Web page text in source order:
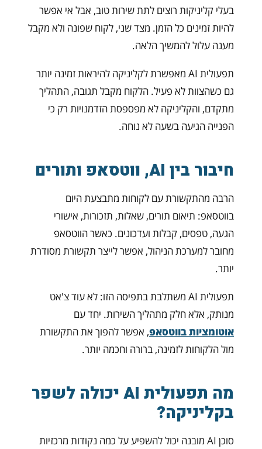
בעלי קליניקות רוצים לתת שירות טוב, אבל אי אפשר
להיות זמינים כל הזמן. מצד שני, לקוח שפונה ולא מקבל
מענה עלול להמשיך הלאה.
תפעולית AI מאפשרת לקליניקה להיראות זמינה יותר
גם כשהצוות לא פעיל. הלקוח מקבל תגובה, התהליך
מתקדם, והקליניקה לא מפספסת הזדמנויות רק כי
הפנייה הגיעה בשעה לא נוחה.
חיבור בין AI, ווטסאפ ותורים
הרבה מהתקשורת עם לקוחות מתבצעת היום
בווטסאפ: תיאום תורים, שאלות, תזכורות, אישורי
הגעה, טפסים, קבלות ועדכונים. כאשר הווטסאפ
מחובר למערכת הניהול, אפשר לייצר תקשורת מסודרת
יותר.
תפעולית AI משתלבת בתפיסה הזו: לא עוד צ'אט
מנותק, אלא חלק מתהליך השירות. יחד עם
אוטומציות בווטסאפ, אפשר להפוך את התקשורת
מול הלקוחות לזמינה, ברורה וחכמה יותר.
מה תפעולית AI יכולה לשפר
בקליניקה?
סוכן AI מובנה יכול להשפיע על כמה נקודות מרכזיות